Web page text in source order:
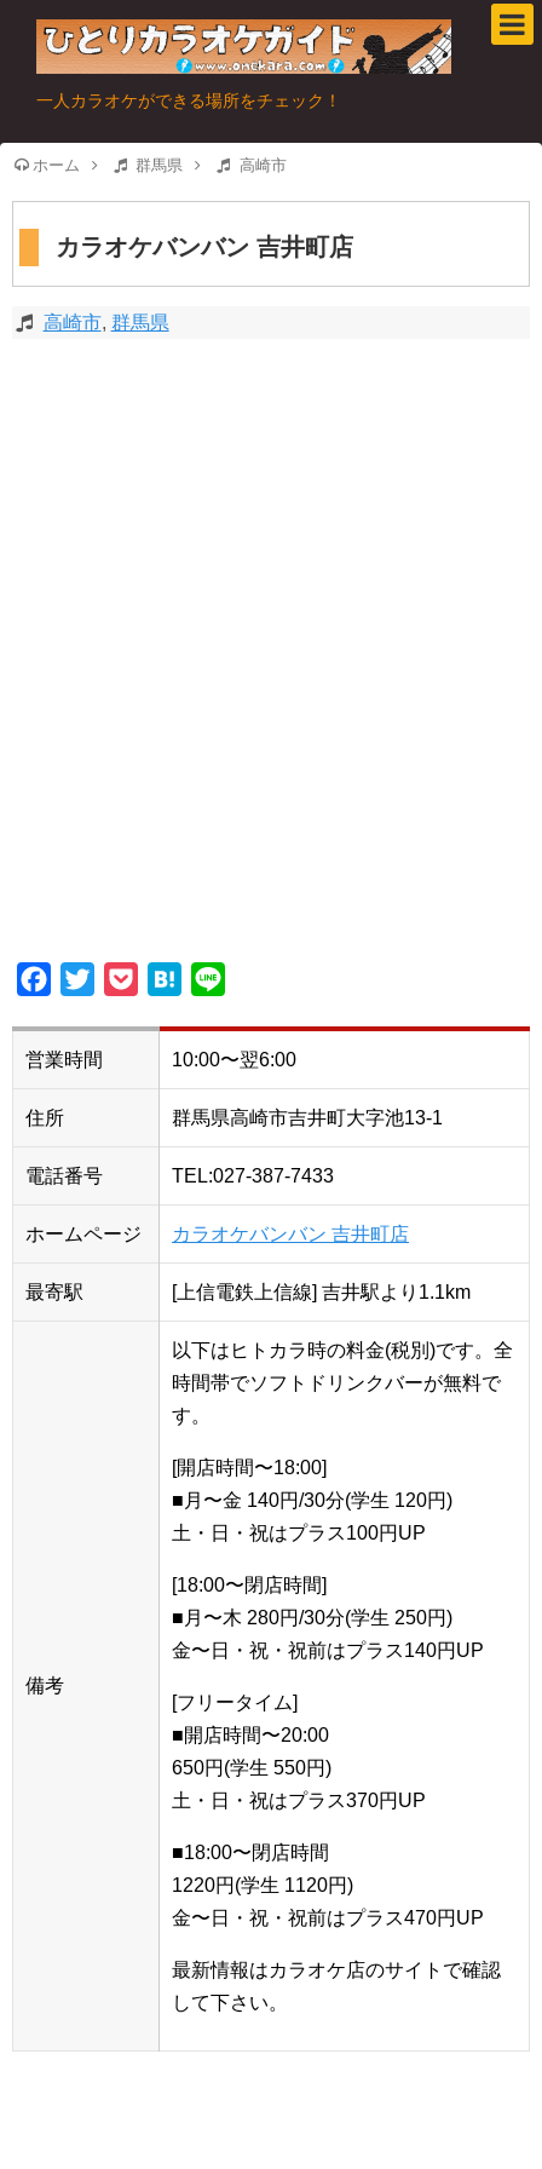
一人カラオケができる場所をチェック！
ホーム 群馬県 高崎市
カラオケバンバン 吉井町店
高崎市, 群馬県
Facebook
Twitter PocketHatena
営業時間 10:00〜翌6:00
住所 群馬県高崎市吉井町大字池13-1
電話番号 TEL:027-387-7433
ホームページ カラオケバンバン 吉井町店
最寄駅 [上信電鉄上信線] 吉井駅より1.1km
備考
以下はヒトカラ時の料金(税別)です。全
時間帯でソフトドリンクバーが無料で
す。
[開店時間〜18:00]
■月〜金 140円/30分(学生 120円)
土・日・祝はプラス100円UP
[18:00〜閉店時間]
■月〜木 280円/30分(学生 250円)
金〜日・祝・祝前はプラス140円UP
[フリータイム]
■開店時間〜20:00
650円(学生 550円)
土・日・祝はプラス370円UP
■18:00〜閉店時間
1220円(学生 1120円)
金〜日・祝・祝前はプラス470円UP
最新情報はカラオケ店のサイトで確認
して下さい。